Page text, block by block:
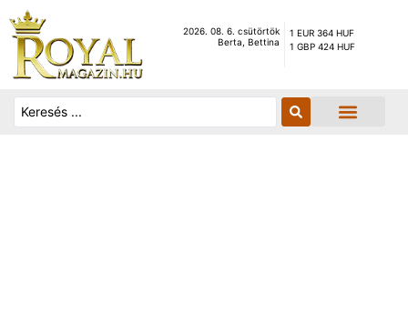
2026. 08. 6. csütörtök
Berta, Bettina
1 EUR 364 HUF
1 GBP 424 HUF